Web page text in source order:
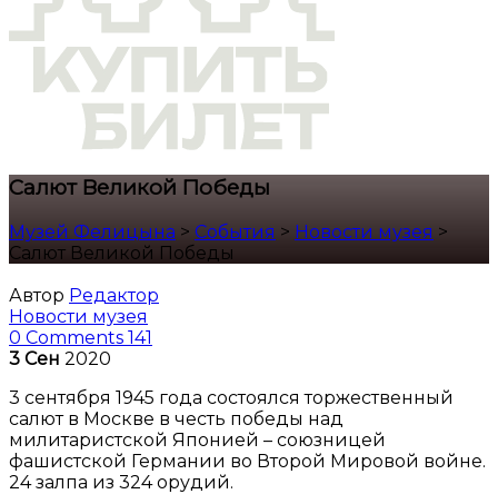
Салют Великой Победы
Музей Фелицына > События > Новости музея >
Салют Великой Победы
Автор Редактор
Новости музея
0 Comments 141
3 Сен 2020
3 сентября 1945 года состоялся торжественный
салют в Москве в честь победы над
милитаристской Японией – союзницей
фашистской Германии во Второй Мировой войне.
24 залпа из 324 орудий.